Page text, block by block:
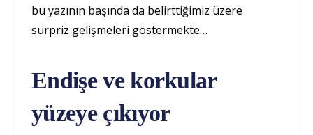
bu yazının başında da belirttiğimiz üzere
sürpriz gelişmeleri göstermekte…
Endişe ve korkular
yüzeye çıkıyor